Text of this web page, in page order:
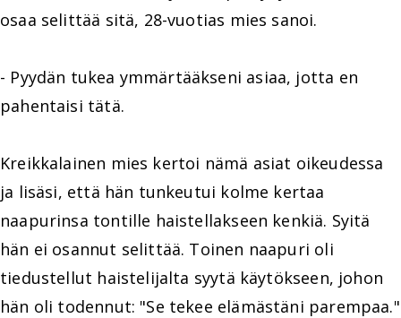
osaa selittää sitä, 28-vuotias mies sanoi.
- Pyydän tukea ymmärtääkseni asiaa, jotta en
pahentaisi tätä.
Kreikkalainen mies kertoi nämä asiat oikeudessa
ja lisäsi, että hän tunkeutui kolme kertaa
naapurinsa tontille haistellakseen kenkiä. Syitä
hän ei osannut selittää. Toinen naapuri oli
tiedustellut haistelijalta syytä käytökseen, johon
hän oli todennut: "Se tekee elämästäni parempaa."